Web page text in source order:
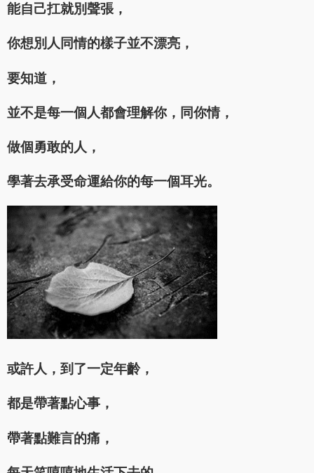
能自己扛就別聲張，
你想別人同情的樣子並不漂亮，
要知道，
並不是每一個人都會理解你，同你情，
做個勇敢的人，
學著去承受命運給你的每一個耳光。
或許人，到了一定年齡，
都是帶著點心事，
帶著點難言的痛，